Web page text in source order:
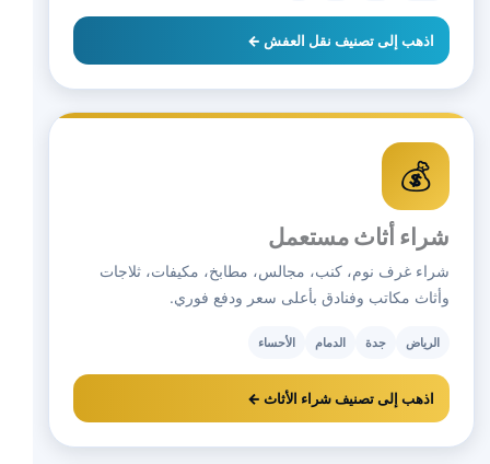
اذهب إلى تصنيف نقل العفش ←
💰
شراء أثاث مستعمل
شراء غرف نوم، كنب، مجالس، مطابخ، مكيفات، ثلاجات
وأثاث مكاتب وفنادق بأعلى سعر ودفع فوري.
الرياض جدة الدمام الأحساء
اذهب إلى تصنيف شراء الأثاث ←